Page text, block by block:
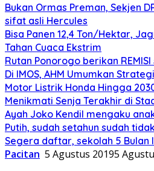
Bukan Ormas Preman, Sekjen
sifat asli Hercules
Bisa Panen 12,4 Ton/Hektar,
Tahan Cuaca Ekstrim
Rutan Ponorogo berikan
Di IMOS, AHM Umumkan
Motor Listrik Honda Hingga
Menikmati Senja Terakhir di
Ayah Joko Kendil mengaku
Putih, sudah setahun sudah
Segera daftar, sekolah 5 Bulan
Pacitan 5 Agustus 20195